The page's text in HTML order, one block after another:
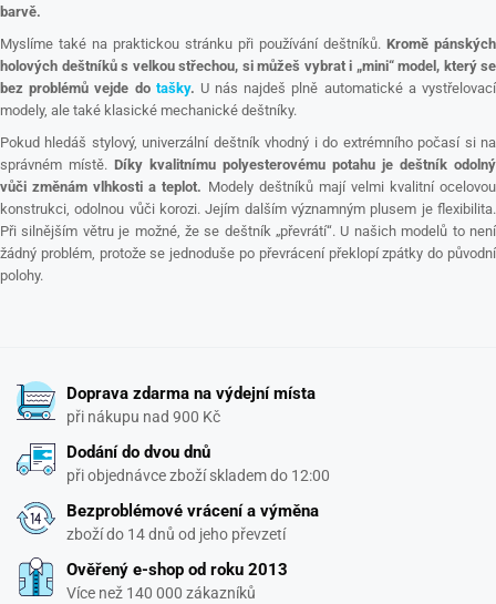
barvě.
Myslíme také na praktickou stránku při používání deštníků. Kromě pánských
holových deštníků s velkou střechou, si můžeš vybrat i „mini“ model, který se
bez problémů vejde do tašky. U nás najdeš plně automatické a vystřelovací
modely, ale také klasické mechanické deštníky.
Pokud hledáš stylový, univerzální deštník vhodný i do extrémního počasí si na
správném místě. Díky kvalitnímu polyesterovému potahu je deštník odolný
vůči změnám vlhkosti a teplot. Modely deštníků mají velmi kvalitní ocelovou
konstrukci, odolnou vůči korozi. Jejím dalším významným plusem je flexibilita.
Při silnějším větru je možné, že se deštník „převrátí“. U našich modelů to není
žádný problém, protože se jednoduše po převrácení překlopí zpátky do původní
polohy.
Doprava zdarma na výdejní místa
při nákupu nad 900 Kč
Dodání do dvou dnů
při objednávce zboží skladem do 12:00
Bezproblémové vrácení a výměna
zboží do 14 dnů od jeho převzetí
Ověřený e-shop od roku 2013
Více než 140 000 zákazníků